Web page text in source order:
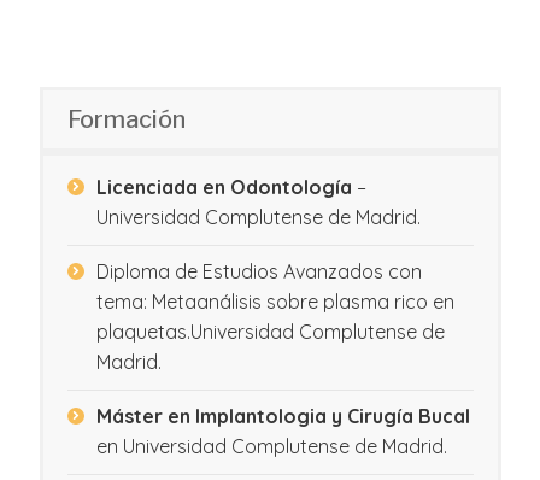
Formación
Licenciada en Odontología –
Universidad Complutense de Madrid.
Diploma de Estudios Avanzados con
tema: Metaanálisis sobre plasma rico en
plaquetas.Universidad Complutense de
Madrid.
Máster en Implantologia y Cirugía Bucal
en Universidad Complutense de Madrid.